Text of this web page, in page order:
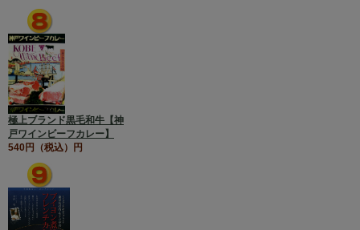
極上ブランド黒毛和牛【神
戸ワインビーフカレー】
540円（税込）円